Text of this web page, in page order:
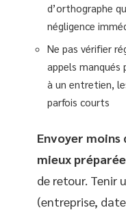
d’orthographe
négligence
Ne pas vérifier
appels
à un entretien,
parfois courts
Envoyer moins
mieux
de retour. Tenir
(entreprise,